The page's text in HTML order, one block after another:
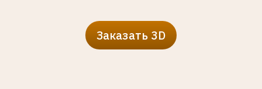
Заказать 3D